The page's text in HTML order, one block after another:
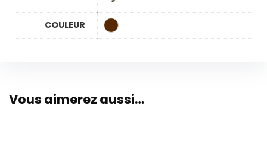
COULEUR
Vous aimerez aussi…